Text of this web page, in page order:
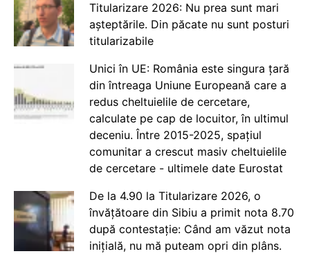
Titularizare 2026: Nu prea sunt mari
așteptările. Din păcate nu sunt posturi
titularizabile
Unici în UE: România este singura țară
din întreaga Uniune Europeană care a
redus cheltuielile de cercetare,
calculate pe cap de locuitor, în ultimul
deceniu. Între 2015-2025, spațiul
comunitar a crescut masiv cheltuielile
de cercetare - ultimele date Eurostat
De la 4.90 la Titularizare 2026, o
învățătoare din Sibiu a primit nota 8.70
după contestație: Când am văzut nota
inițială, nu mă puteam opri din plâns.